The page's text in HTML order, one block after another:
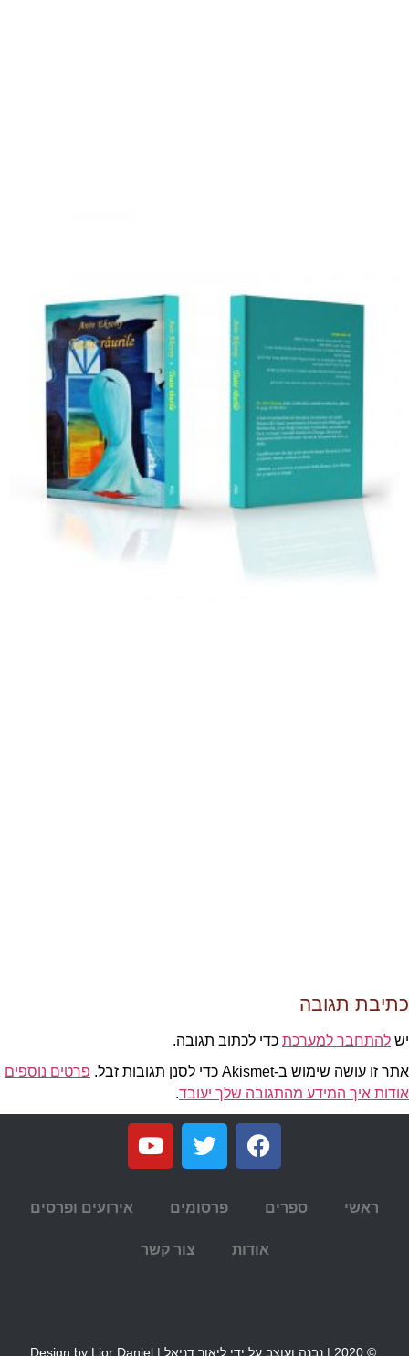
כתיבת תגובה
יש להתחבר למערכת כדי לכתוב תגובה.
אתר זו עושה שימוש ב-Akismet כדי לסנן תגובות זבל.
פרטים נוספים
אודות איך המידע מהתגובה שלך יעובד.
ראשי ספרים פרסומים אירועים ופרסים
אודות צור קשר
© 2020 | נבנה ועוצב על ידי ליאור דניאל | Design by Lior Daniel